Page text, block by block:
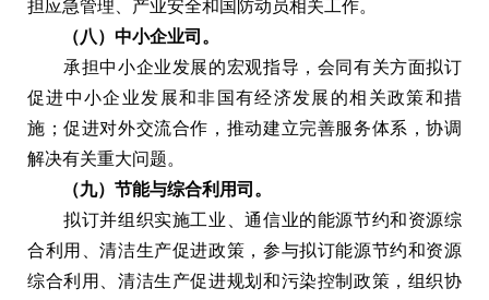
担应急管理、产业安全和国防动员相关工作。
（八）中小企业司。
承担中小企业发展的宏观指导，会同有关方面拟订
促进中小企业发展和非国有经济发展的相关政策和措
施；促进对外交流合作，推动建立完善服务体系，协调
解决有关重大问题。
（九）节能与综合利用司。
拟订并组织实施工业、通信业的能源节约和资源综
合利用、清洁生产促进政策，参与拟订能源节约和资源
综合利用、清洁生产促进规划和污染控制政策，组织协